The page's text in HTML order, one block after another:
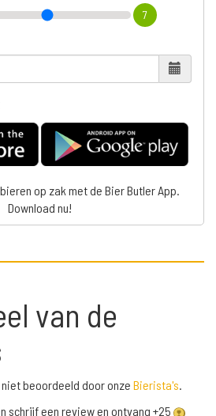
7
op zak met de Bier Butler App.
Download nu!
van de
beoordeeld door onze Bierista's.
schrijf een review en ontvang +25